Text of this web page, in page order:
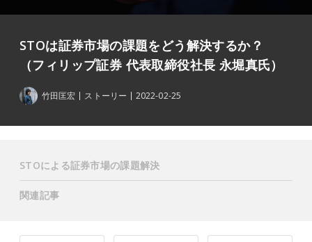
STOは証券市場の課題をどう解決するか？
（フィリップ証券 代表取締役社長 永堀真氏）
竹田匡宏 ストーリー 2022-02-25
STOによる証券市場の課題解決
関連記事